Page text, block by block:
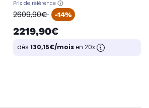
Prix de référence
oldPrice
2609,90€ -14%
2219,90€
dès 130,15€/moisen 20x